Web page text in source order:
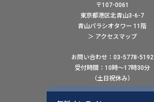
〒107-0061
東京都港区北青山3-6-7
青山パラシオタワー 11階
＞ アクセスマップ
お問い合わせ：03-5778-5192
受付時間：10時〜17時30分
（土日祝休み）
ウェブでのお問い合わせはこちら